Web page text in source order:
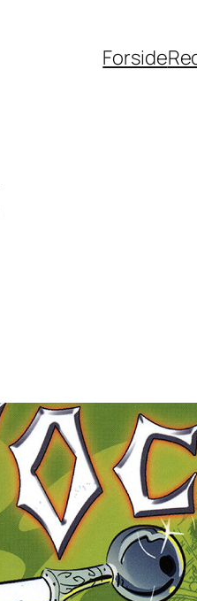
Forside